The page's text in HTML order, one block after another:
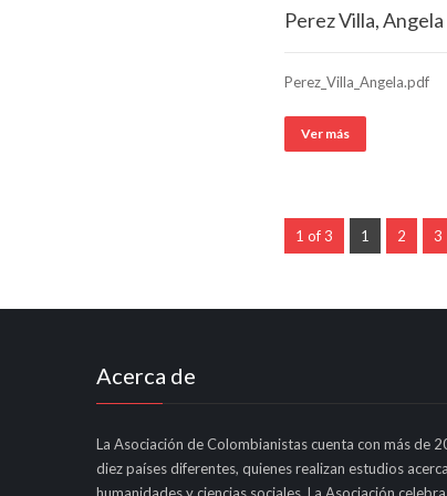
Perez Villa, Angela
Perez_Villa_Angela.pdf
Ver más
1 of 3 1 2 3
Acerca de
La Asociación de Colombianistas cuenta con más de
diez países diferentes, quienes realizan estudios